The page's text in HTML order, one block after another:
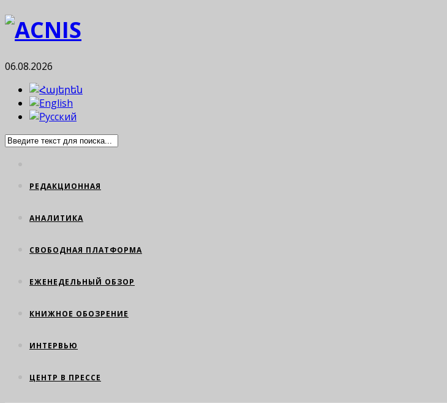
06.08.2026
РЕДАКЦИОННАЯ
АНАЛИТИКА
СВОБОДНАЯ ПЛАТФОРМА
ЕЖЕНЕДЕЛЬНЫЙ ОБЗОР
КНИЖНОЕ ОБОЗРЕНИЕ
ИНТЕРВЬЮ
ЦЕНТР В ПРЕССЕ